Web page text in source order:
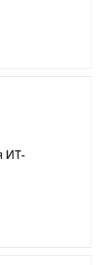
ИТ-